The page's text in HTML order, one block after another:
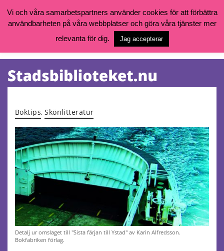
Vill du söka böcker, logga in på ditt bibliotekskonto eller nå övriga
goteborg.se/bibliotek
Öppettider, katalog och kontakt
Tjänster
Boktips,Skönlitteratur
Detalj ur omslaget till "Sista färjan till Ystad" av Karin Alfredsson.
Bokfabriken förlag.
Vi och våra samarbetspartners använder cookies för att förbättra
användbarheten på våra webbplatser och göra våra tjänster mer
relevanta för dig.
Jag accepterar